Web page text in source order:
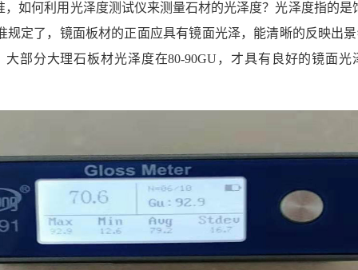
如何利用光泽度测试仪来测量石材的光泽度？光泽度指的是
定了，镜面板材的正面应具有镜面光泽，能清晰的反映出
部分大理石板材光泽度在80-90GU，才具有良好的镜面